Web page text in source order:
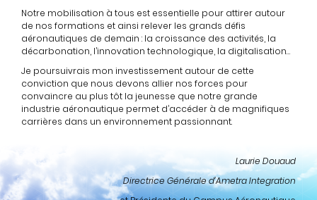
Notre mobilisation à tous est essentielle pour attirer autour
de nos formations et ainsi relever les grands défis
aéronautiques de demain : la croissance des activités, la
décarbonation, l’innovation technologique, la digitalisation…
Je poursuivrais mon investissement autour de cette
conviction que nous devons allier nos forces pour
convaincre au plus tôt la jeunesse que notre grande
industrie aéronautique permet d’accéder à de magnifiques
carrières dans un environnement passionnant.
Laurie Douaud
Directrice Générale d’Ametra Integration